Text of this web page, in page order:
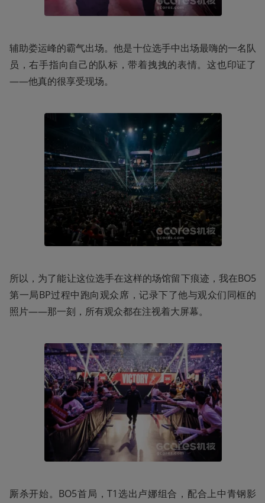
辅助娄运峰的霸气出场。他是十位选手中出场最嗨的一名队
员，右手指向自己的队标，带着拽拽的表情。这也印证了
——他真的很享受现场。
所以，为了能让这位选手在这样的场馆留下痕迹，我在BO5
第一局BP过程中跑向观众席，记录下了他与观众们同框的
照片——那一刻，所有观众都在注视着大屏幕。
厮杀开始。BO5首局，T1选出卢娜组合，配合上中青钢影